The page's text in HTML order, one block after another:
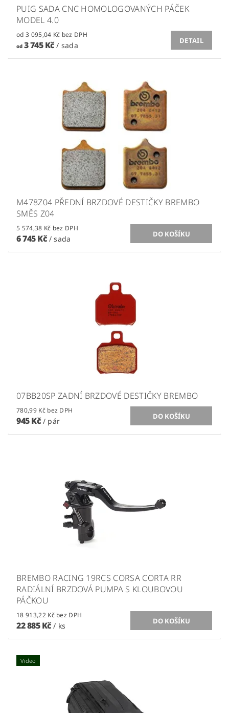
PUIG SADA CNC HOMOLOGOVANÝCH PÁČEK
MODEL 4.0
od 3 095,04 Kč bez DPH
od3 745 Kč/ sada
DETAIL
M478Z04 PŘEDNÍ BRZDOVÉ DESTIČKY BREMBO
SMĚS Z04
5 574,38 Kč bez DPH
6 745 Kč / sada
07BB20SP ZADNÍ BRZDOVÉ DESTIČKY BREMBO
780,99 Kč bez DPH
945 Kč / pár
BREMBO RACING 19RCS CORSA CORTA RR
RADIÁLNÍ BRZDOVÁ PUMPA S KLOUBOVOU
PÁČKOU
18 913,22 Kč bez DPH
22 885 Kč/ ks
Video